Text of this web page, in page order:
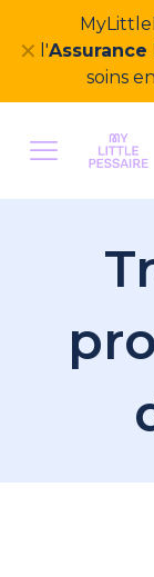
l'
soins
✕